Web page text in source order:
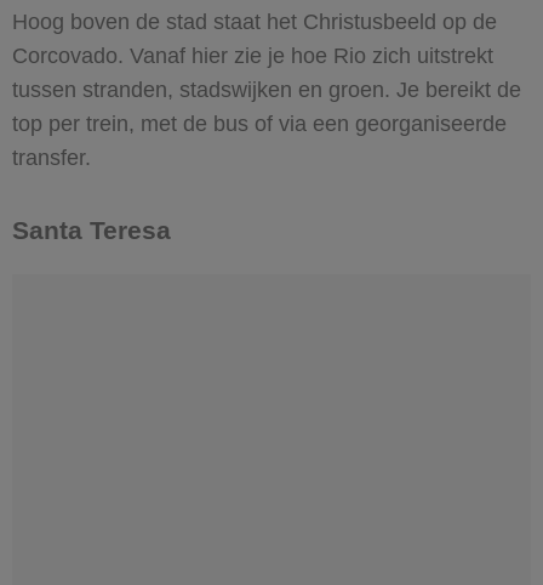
Hoog boven de stad staat het Christusbeeld op de
Corcovado. Vanaf hier zie je hoe Rio zich uitstrekt
tussen stranden, stadswijken en groen. Je bereikt de
top per trein, met de bus of via een georganiseerde
transfer.
Santa Teresa